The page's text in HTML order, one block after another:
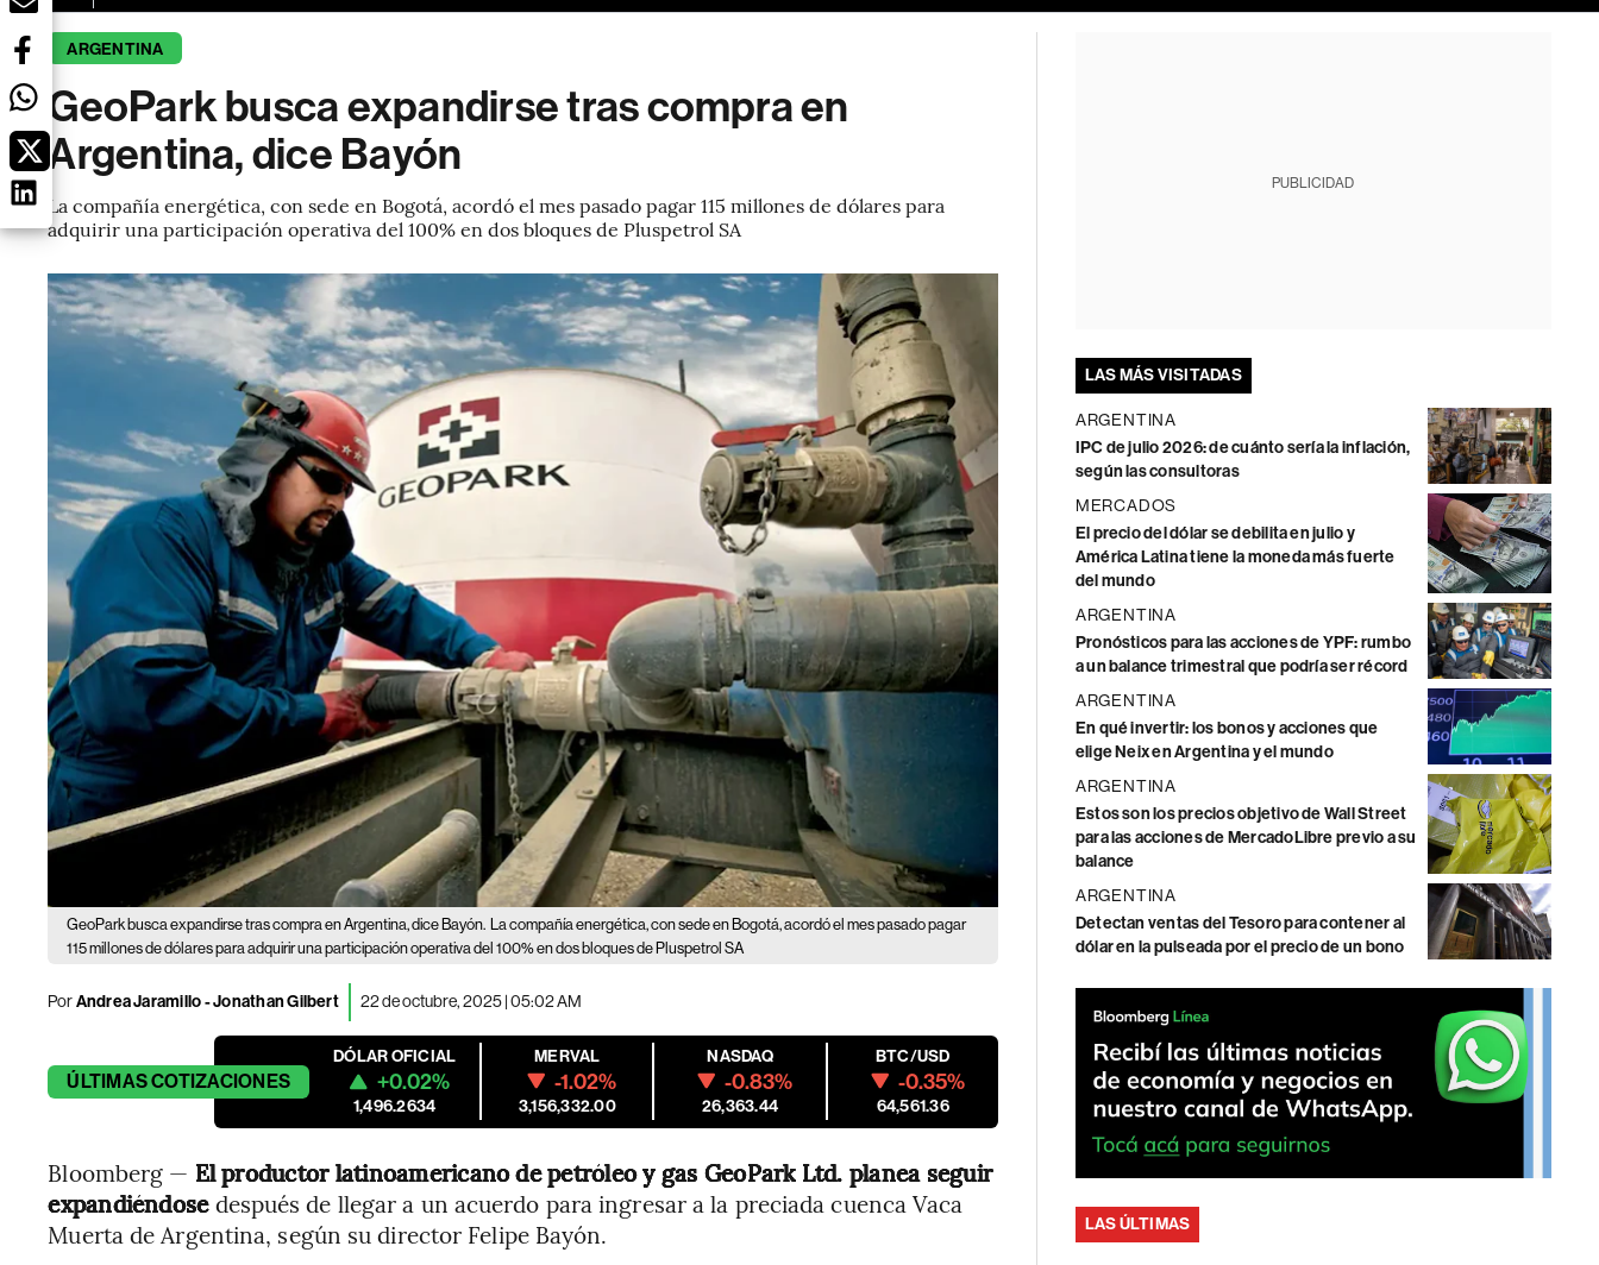
ARGENTINA
GeoPark busca expandirse tras compra en
Argentina, dice Bayón
La compañía energética, con sede en Bogotá, acordó el mes pasado pagar 115 millones de dólares para
adquirir una participación operativa del 100% en dos bloques de Pluspetrol SA
GeoPark busca expandirse tras compra en Argentina, dice Bayón.
La compañía energética, con sede en Bogotá, acordó el mes pasado pagar
115 millones de dólares para adquirir una participación operativa del 100% en dos bloques de Pluspetrol SA
PorAndrea Jaramillo - Jonathan Gilbert 22 de octubre, 2025 | 05:02 AM
ÚLTIMASCOTIZACIONES
DÓLAR OFICIAL
+0.02%
1,496.2634
MERVAL
-1.02%
3,156,332.00
NASDAQ
-0.83%
26,363.44
BTC/USD
-0.35%
64,561.36
Bloomberg — El productor latinoamericano de petróleo y gas GeoPark Ltd. planea seguir
expandiéndosedespués de llegar a un acuerdo para ingresar a la preciada cuenca Vaca
Muerta de Argentina, según su director Felipe Bayón.
PUBLICIDAD
LAS MÁS VISITADAS
ARGENTINA
IPC de julio 2026: de cuánto sería la inflación,
según las consultoras
MERCADOS
El precio del dólar se debilita en julio y
América Latina tiene la moneda más fuerte
del mundo
ARGENTINA
Pronósticos para las acciones de YPF: rumbo
a un balance trimestral que podría ser récord
ARGENTINA
En qué invertir: los bonos y acciones que
elige Neix en Argentina y el mundo
ARGENTINA
Estos son los precios objetivo de Wall Street
para las acciones de MercadoLibre previo a su
balance
ARGENTINA
Detectan ventas del Tesoro para contener al
dólar en la pulseada por el precio de un bono
LAS ÚLTIMAS